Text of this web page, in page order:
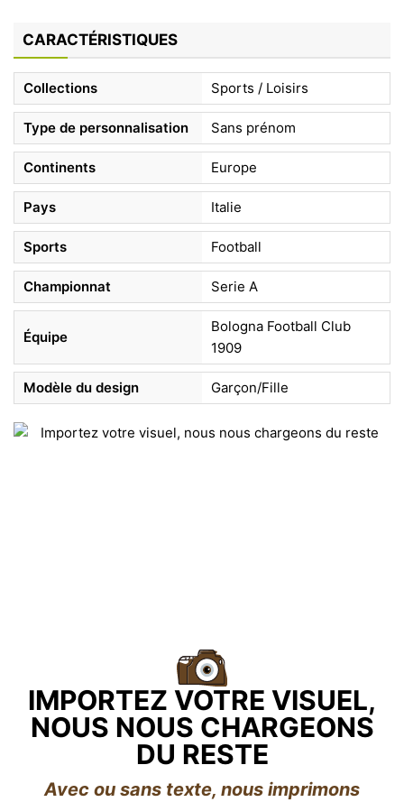
CARACTÉRISTIQUES
Collections Sports / Loisirs
Type de personnalisation Sans prénom
Continents Europe
Pays Italie
Sports Football
Championnat Serie A
Équipe
Bologna Football Club
1909
Modèle du design Garçon/Fille
IMPORTEZ VOTRE VISUEL,
NOUS NOUS CHARGEONS
DU RESTE
Avec ou sans texte, nous imprimons